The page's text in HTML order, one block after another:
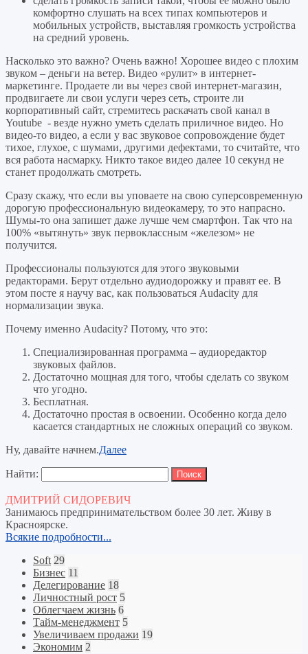
комфортно слушать на всех типах компьютеров и
мобильных устройств, выставляя громкость устройства
на средний уровень.
Насколько это важно? Очень важно! Хорошее видео с плохим
звуком – деньги на ветер. Видео «рулит» в интернет-
маркетинге. Продаете ли вы через свой интернет-магазин,
продвигаете ли свои услуги через сеть, строите ли
корпоративный сайт, стремитесь раскачать свой канал в
Youtube - везде нужно уметь сделать приличное видео. Но
видео-то видео, а если у вас звуковое сопровождение будет
тихое, глухое, с шумами, другими дефектами, то считайте, что
вся работа насмарку. Никто такое видео далее 10 секунд не
станет продолжать смотреть.
Сразу скажу, что если вы уповаете на свою суперсовременную
дорогую профессиональную видеокамеру, то это напрасно.
Шумы-то она запишет даже лучше чем смартфон. Так что на
100% «вытянуть» звук первоклассным «железом» не
получится.
Профессионалы пользуются для этого звуковыми
редакторами. Берут отдельно аудиодорожку и правят ее. В
этом посте я научу вас, как пользоваться Audacity для
нормализации звука.
Почему именно Audacity? Потому, что это:
Специализированная программа – аудиоредактор
звуковых файлов.
Достаточно мощная для того, чтобы сделать со звуком
что угодно.
Бесплатная.
Достаточно простая в освоении. Особенно когда дело
касается стандартных не сложных операций со звуком.
Ну, давайте начнем.Далее
Найти:
ДМИТРИЙ СИДОРЕВИЧ
Занимаюсь предпринимательством более 30 лет. Живу в
Красноярске.
Всякие подробности...
Soft 29
Бизнес 11
Делегирование 18
Личностный рост 5
Облегчаем жизнь 6
Тайм-менеджмент 5
Увеличиваем продажи 19
Экономим 2